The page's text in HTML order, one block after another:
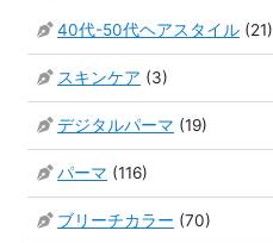
40代-50代ヘアスタイル (21)
スキンケア (3)
デジタルパーマ (19)
パーマ (116)
ブリーチカラー (70)